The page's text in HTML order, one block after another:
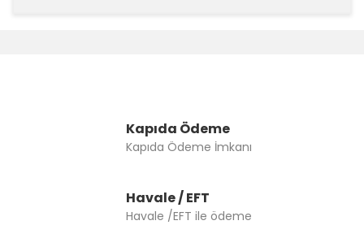
Ürün açıklamasında eksik bilgiler bulunuyor.
Ürün bilgilerinde hatalar bulunuyor.
Bu ürüne benzer farklı alternatifler olmalı.
Kapıda Ödeme
Kapıda Ödeme İmkanı
Havale / EFT
Havale /EFT ile ödeme